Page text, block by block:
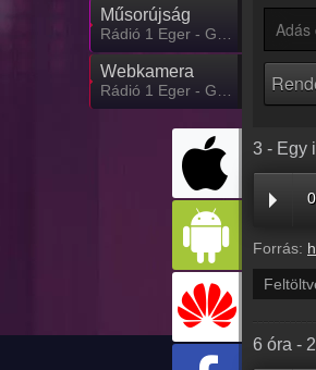
Műsorújság
Rádió 1 Eger - Gyöngyös - Hatvan műsorai
Webkamera
Rádió 1 Eger - Gyöngyös - Hatvan webkamera, élőkép
3 - Egy
Forrás:
6 óra -